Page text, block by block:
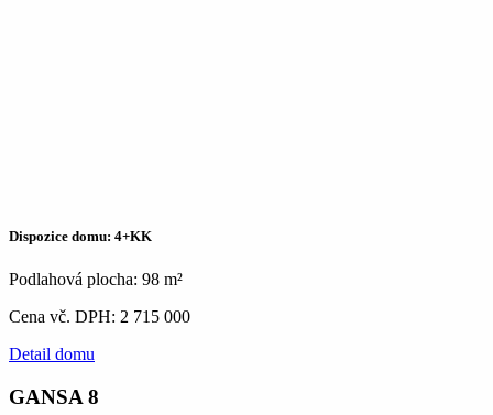
Dispozice domu: 4+KK
Podlahová plocha: 98 m²
Cena vč. DPH: 2 715 000
Detail domu
GANSA 8